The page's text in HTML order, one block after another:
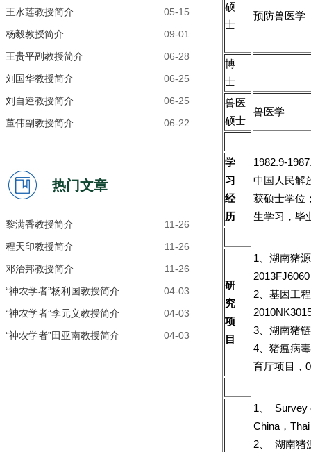
05-15
王水莲教授简介
09-01
杨毅教授简介
06-28
王贵平副教授简介
06-25
刘国华教授简介
06-25
刘自逵教授简介
06-22
董伟副教授简介
热门文章
11-26
黎满香教授简介
11-26
程天印教授简介
11-26
邓治邦教授简介
04-03
“神农学者”杨利国教授简介
04-03
“神农学者”李元义教授简介
04-03
“神农学者”田亚南教授简介
硕
士
预防兽医学
博
士
兽医
硕士
兽医学
学
习
经
历
1982.9-
中国人民解
获硕士学位
生学习，毕
研
究
项
目
1、湖南猪
2、基因工
3、湖南猪
4、猪瘟病
育厅项目，
1、 Survey
China，
2、 湖南猪